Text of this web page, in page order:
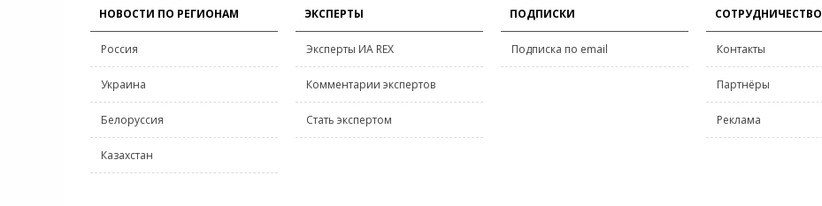
НОВОСТИ ПО РЕГИОНАМ
Россия
Украина
Белоруссия
Казахстан
ЭКСПЕРТЫ
Эксперты ИА REX
Комментарии экспертов
Стать экспертом
ПОДПИСКИ
Подписка по email
СОТРУДНИЧЕСТВО
Контакты
Партнёры
Реклама